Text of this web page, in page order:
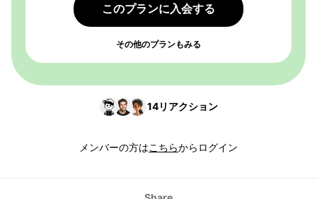
このプランに入会する
その他のプランもみる
14リアクション
メンバーの方はこちらからログイン